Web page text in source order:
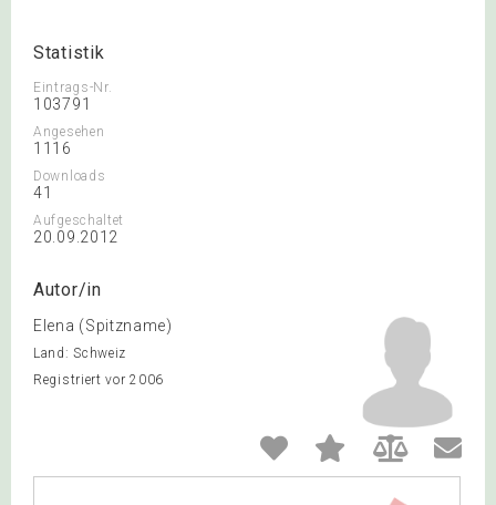
Statistik
Eintrags-Nr.
103791
Angesehen
1116
Downloads
41
Aufgeschaltet
20.09.2012
Autor/in
Elena (Spitzname)
Land: Schweiz
Registriert vor 2006